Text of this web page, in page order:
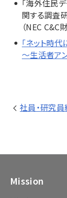
「海外住民
関する調査
（NEC C&C
「ネット時
～生活者ア
社員・研究
Mission